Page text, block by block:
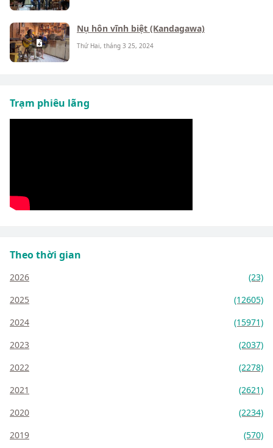
Nụ hôn vĩnh biệt (Kandagawa)
Thứ Hai, tháng 3 25, 2024
Trạm phiêu lãng
Theo thời gian
2026
(23)
2025
(12605)
2024
(15971)
2023
(2037)
2022
(2278)
2021
(2621)
2020
(2234)
2019
(570)